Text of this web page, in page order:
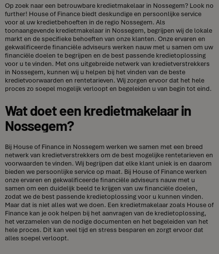
Op zoek naar een betrouwbare kredietmakelaar in Nossegem? Look no
further! House of Finance biedt deskundige en persoonlijke service
voor al uw kredietbehoeften in de regio Nossegem. Als
toonaangevende kredietmakelaar in Nossegem, begrijpen wij de lokale
markt en de specifieke behoeften van onze klanten. Onze ervaren en
gekwalificeerde financiële adviseurs werken nauw met u samen om uw
financiële doelen te begrijpen en de best passende kredietoplossing
voor u te vinden. Met ons uitgebreide netwerk van kredietverstrekkers
in Nossegem, kunnen wij u helpen bij het vinden van de beste
kredietvoorwaarden en rentetarieven. Wij zorgen ervoor dat het hele
proces zo soepel mogelijk verloopt en begeleiden u van begin tot eind.
Wat doet een kredietmakelaar in
Nossegem?
Bij House of Finance in Nossegem werken we samen met een breed
netwerk van kredietverstrekkers om de best mogelijke rentetarieven en
voorwaarden te vinden. Wij begrijpen dat elke klant uniek is en daarom
bieden we persoonlijke service op maat. Bij House of Finance werken
onze ervaren en gekwalificeerde financiële adviseurs nauw met u
samen om een duidelijk beeld te krijgen van uw financiële doelen,
zodat we de best passende kredietoplossing voor u kunnen vinden.
Maar dat is niet alles wat we doen. Een kredietmakelaar zoals House of
Finance kan je ook helpen bij het aanvragen van de kredietoplossing,
het verzamelen van de nodige documenten en het begeleiden van het
hele proces. Dit kan veel tijd en stress besparen en zorgt ervoor dat
alles soepel verloopt.